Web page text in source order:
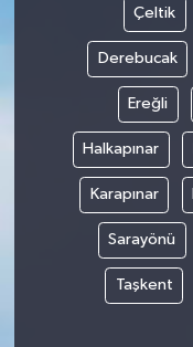
Çeltik
Derebucak
Ereğli
Halkapınar
Karapınar
Sarayönü
Taşkent